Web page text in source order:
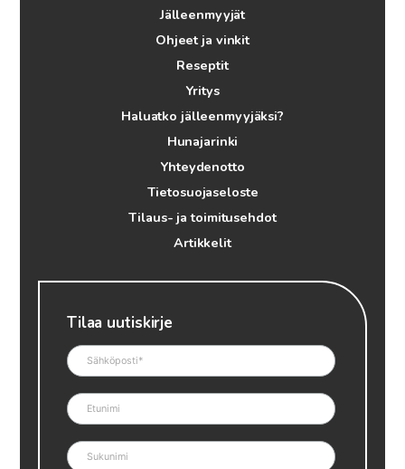
Jälleenmyyjät
Ohjeet ja vinkit
Reseptit
Yritys
Haluatko jälleenmyyjäksi?
Hunajarinki
Yhteydenotto
Tietosuojaseloste
Tilaus- ja toimitusehdot
Artikkelit
Tilaa uutiskirje